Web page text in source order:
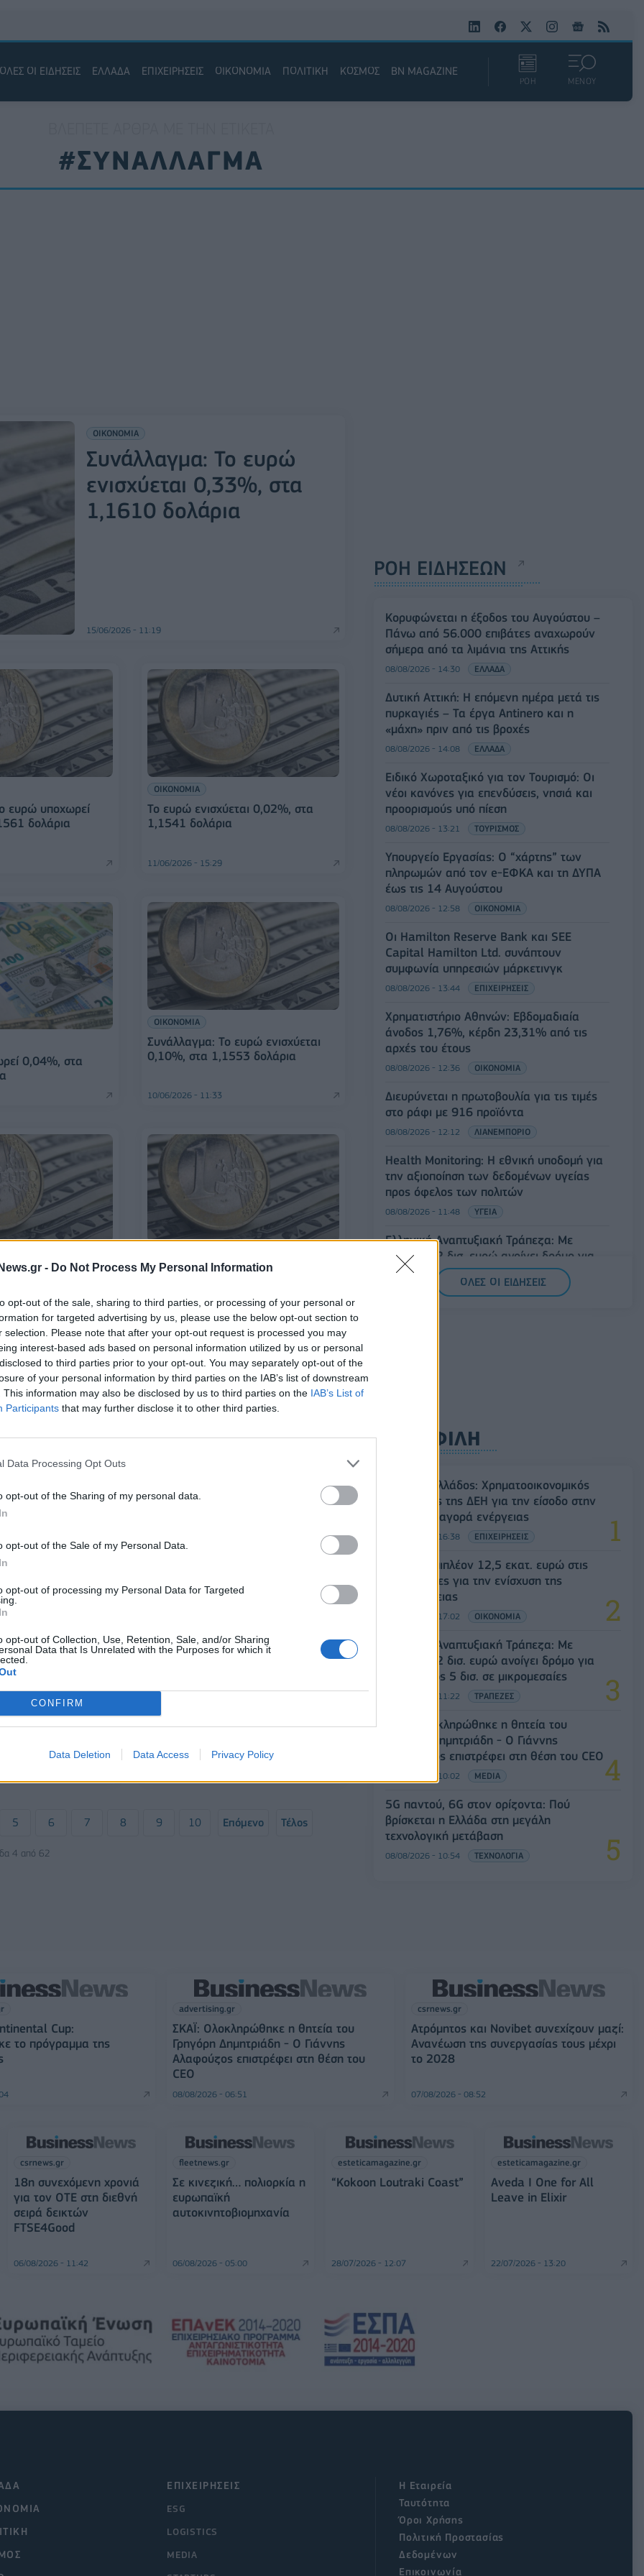
- Do Not Process My Personal Information
opt-out of the sale, sharing to third parties, or processing of your personal or
for targeted advertising by us, please use the below opt-out section to
selection. Please note that after your opt-out request is processed you may
interest-based ads based on personal information utilized by us or personal
to third parties prior to your opt-out. You may separately opt-out of the
of your personal information by third parties on the IAB’s list of downstream
This information may also be disclosed by us to third parties on the IAB’s List of
Participants that may further disclose it to other third parties.
Data Processing Opt Outs
opt-out of the Sharing of my personal data.
opt-out of the Sale of my Personal Data.
opt-out of processing my Personal Data for Targeted
opt-out of Collection, Use, Retention, Sale, and/or Sharing
Data that Is Unrelated with the Purposes for which it
CONFIRM
Data Deletion Data Access Privacy Policy
ΟΛΕΣ ΟΙ ΕΙΔΗΣΕΙΣ ΕΛΛΑΔΑ ΕΠΙΧΕΙΡΗΣΕΙΣ ΟΙΚΟΝΟΜΙΑ ΠΟΛΙΤΙΚΗ ΚΟΣΜΟΣ BN MAGAZINE
ΡΟΗ ΜΕΝΟΥ
#ΣΥΝΑΛΛΑΓΜΑ
ΟΙΚΟΝΟΜΙΑ
Συνάλλαγμα: Το ευρώ
ενισχύεται 0,33%, στα
1,1610 δολάρια
15/06/2026 - 11:19
ευρώ υποχωρεί
δολάρια
ΟΙΚΟΝΟΜΙΑ
Το ευρώ ενισχύεται 0,02%, στα
1,1541 δολάρια
11/06/2026 - 15:29
0,04%, στα
ΟΙΚΟΝΟΜΙΑ
Συνάλλαγμα: Το ευρώ ενισχύεται
0,10%, στα 1,1553 δολάρια
10/06/2026 - 11:33
ευρώ ενισχύεται
Συνάλλαγμα: Το ευρώ υποχωρεί
08/06/2026 - 11:09
ευρώ ενισχύεται
δολάρια
04/06/2026 - 15:29
Συνάλλαγμα: Το ευρώ υποχωρεί
5 6 7 8 9 10 Επόμενο Τέλος
4 από 62
ΡΟΗ ΕΙΔΗΣΕΩΝ
Κορυφώνεται η έξοδος του Αυγούστου –
Πάνω από 56.000 επιβάτες αναχωρούν
σήμερα από τα λιμάνια της Αττικής
08/08/2026 - 14:30 ΕΛΛΑΔΑ
Δυτική Αττική: Η επόμενη ημέρα μετά τις
πυρκαγιές – Τα έργα Antinero και η
«μάχη» πριν από τις βροχές
08/08/2026 - 14:08 ΕΛΛΑΔΑ
Ειδικό Χωροταξικό για τον Τουρισμό: Οι
νέοι κανόνες για επενδύσεις, νησιά και
προορισμούς υπό πίεση
08/08/2026 - 13:21 ΤΟΥΡΙΣΜΟΣ
Υπουργείο Εργασίας: Ο “χάρτης” των
πληρωμών από τον e-ΕΦΚΑ και τη ΔΥΠΑ
έως τις 14 Αυγούστου
08/08/2026 - 12:58 ΟΙΚΟΝΟΜΙΑ
Οι Hamilton Reserve Bank και SEE
Capital Hamilton Ltd. συνάπτουν
συμφωνία υπηρεσιών μάρκετινγκ
08/08/2026 - 13:44 ΕΠΙΧΕΙΡΗΣΕΙΣ
Χρηματιστήριο Αθηνών: Εβδομαδιαία
άνοδος 1,76%, κέρδη 23,31% από τις
αρχές του έτους
08/08/2026 - 12:36 ΟΙΚΟΝΟΜΙΑ
Διευρύνεται η πρωτοβουλία για τις τιμές
στο ράφι με 916 προϊόντα
08/08/2026 - 12:12 ΛΙΑΝΕΜΠΟΡΙΟ
Health Monitoring: Η εθνική υποδομή για
την αξιοποίηση των δεδομένων υγείας
προς όφελος των πολιτών
08/08/2026 - 11:48 ΥΓΕΙΑ
Ελληνική Αναπτυξιακή Τράπεζα: Με
«προίκα» 2 δισ. ευρώ ανοίγει δρόμο για
δάνεια έως 5 δισ. σε μικρομεσαίες
08/08/2026 - 11:22
ΟΛΕΣ ΟΙ ΕΙΔΗΣΕΙΣ
ΔΗΜΟΦΙΛΗ
Deloitte Ελλάδος: Χρηματοοικονομικός
σύμβουλος της ΔΕΗ για την είσοδο στην
πολωνική αγορά ενέργειας
07/08/2026 - 16:38 ΕΠΙΧΕΙΡΗΣΕΙΣ
ΥΠΑΑΤ: Επιπλέον 12,5 εκατ. ευρώ στις
Περιφέρειες για την ενίσχυση της
βιοασφάλειας
07/08/2026 - 17:02 ΟΙΚΟΝΟΜΙΑ
Ελληνική Αναπτυξιακή Τράπεζα: Με
«προίκα» 2 δισ. ευρώ ανοίγει δρόμο για
δάνεια έως 5 δισ. σε μικρομεσαίες
08/08/2026 - 11:22 ΤΡΑΠΕΖΕΣ
ΣΚΑΪ: Ολοκληρώθηκε η θητεία του
Γρηγόρη Δημητριάδη - Ο Γιάννης
Αλαφούζος επιστρέφει στη θέση του CEO
08/08/2026 - 10:02 MEDIA
5G παντού, 6G στον ορίζοντα: Πού
βρίσκεται η Ελλάδα στη μεγάλη
τεχνολογική μετάβαση
08/08/2026 - 10:54 ΤΕΧΝΟΛΟΓΙΑ
Cup:
το πρόγραμμα της
advertising.gr
ΣΚΑΪ: Ολοκληρώθηκε η θητεία του
Γρηγόρη Δημητριάδη - Ο Γιάννης
Αλαφούζος επιστρέφει στη θέση του
CEO
08/08/2026 - 06:51
csrnews.gr
Ατρόμητος και Novibet συνεχίζουν μαζί:
Ανανέωση της συνεργασίας τους μέχρι
το 2028
07/08/2026 - 08:52
csrnews.gr
18η συνεχόμενη χρονιά
για τον ΟΤΕ στη διεθνή
σειρά δεικτών
FTSE4Good
06/08/2026 - 11:42
fleetnews.gr
Σε κινεζική… πολιορκία η
ευρωπαϊκή
αυτοκινητοβιομηχανία
06/08/2026 - 05:00
esteticamagazine.gr
“Kokoon Loutraki Coast”
28/07/2026 - 12:07
esteticamagazine.gr
Aveda I One for All
Leave in Elixir
22/07/2026 - 13:20
ΕΠΙΧΕΙΡΗΣΕΙΣ
ESG
LOGISTICS
MEDIA
Η Εταιρεία
Ταυτότητα
Όροι Χρήσης
Πολιτική Προστασίας
Δεδομένων
Επικοινωνία